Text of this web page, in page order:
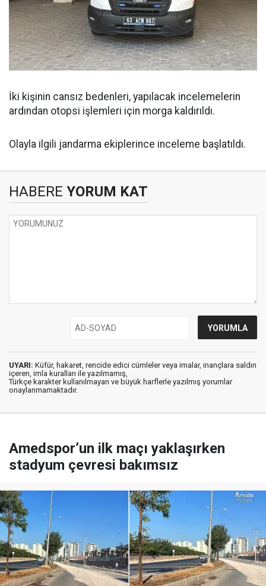
İki kişinin cansız bedenleri, yapılacak incelemelerin
ardından otopsi işlemleri için morga kaldırıldı.
Olayla ilgili jandarma ekiplerince inceleme başlatıldı.
HABERE YORUM KAT
UYARI: Küfür, hakaret, rencide edici cümleler veya imalar, inançlara saldırı
içeren, imla kuralları ile yazılmamış,
Türkçe karakter kullanılmayan ve büyük harflerle yazılmış yorumlar
onaylanmamaktadır.
Amedspor’un ilk maçı yaklaşırken
stadyum çevresi bakımsız